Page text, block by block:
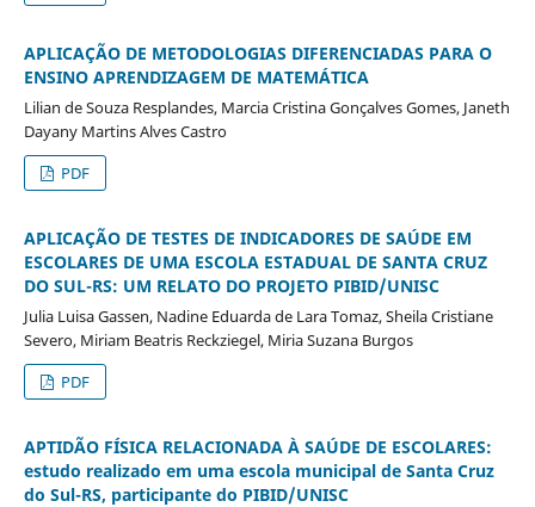
APLICAÇÃO DE METODOLOGIAS DIFERENCIADAS PARA O
ENSINO APRENDIZAGEM DE MATEMÁTICA
Lilian de Souza Resplandes, Marcia Cristina Gonçalves Gomes, Janeth
Dayany Martins Alves Castro
PDF
APLICAÇÃO DE TESTES DE INDICADORES DE SAÚDE EM
ESCOLARES DE UMA ESCOLA ESTADUAL DE SANTA CRUZ
DO SUL-RS: UM RELATO DO PROJETO PIBID/UNISC
Julia Luisa Gassen, Nadine Eduarda de Lara Tomaz, Sheila Cristiane
Severo, Miriam Beatris Reckziegel, Miria Suzana Burgos
PDF
APTIDÃO FÍSICA RELACIONADA À SAÚDE DE ESCOLARES:
estudo realizado em uma escola municipal de Santa Cruz
do Sul-RS, participante do PIBID/UNISC